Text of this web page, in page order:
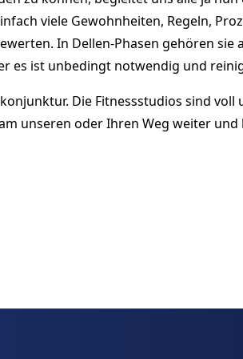
viele Gewohnheiten, Regeln,
In Dellen-Phasen gehören sie
es ist unbedingt notwendig und
Die Fitnessstudios sind voll
unseren oder Ihren Weg weiter und